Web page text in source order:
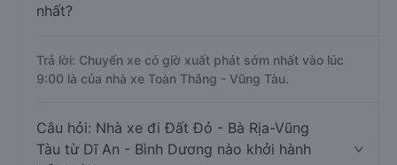
nhất?
Trả lời: Chuyến xe có giờ xuất phát sớm nhất vào lúc
9:00 là của nhà xe Toàn Thắng - Vũng Tàu.
Câu hỏi: Nhà xe đi Đất Đỏ - Bà Rịa-Vũng
Tàu từ Dĩ An - Bình Dương nào khởi hành